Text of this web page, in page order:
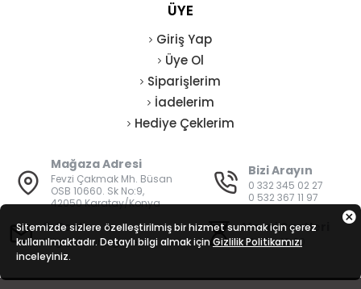
ÜYE
Giriş Yap
Üye Ol
Siparişlerim
İadelerim
Hediye Çeklerim
Mağaza Adresi
Fevzi Çakmak Mh. Büsan
OSB 10660. Sk No:9,
42050 Karatay/Konya
Bizi Arayın
0 332 345 02 27
0 532 367 11 97
E-Posta
bilgi@vatanisguvenligi.com
Mesai Saatleri
08:00 - 19:00
Sitemizde sizlere özelleştirilmiş bir hizmet sunmak için çerez
kullanılmaktadır. Detaylı bilgi almak için Gizlilik Politikamızı
inceleyiniz.